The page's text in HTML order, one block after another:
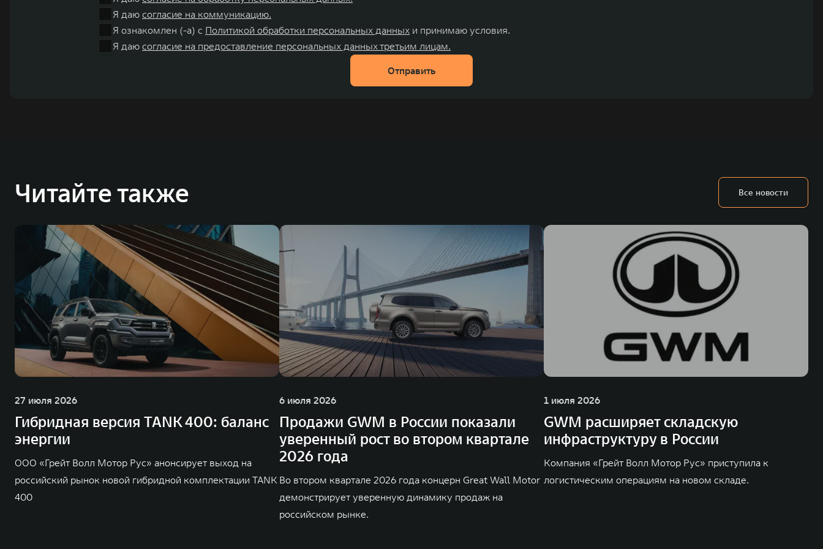
Я даю согласие на коммуникацию.
Я ознакомлен (-а) с Политикой обработки персональных данных и принимаю условия.
Я даю согласие на предоставление персональных данных третьим лицам.
Отправить
Читайте также Все новости
27 июля 2026
Гибридная версия TANK 400: баланс
энергии
ООО «Грейт Волл Мотор Рус» анонсирует выход на
российский рынок новой гибридной комплектации TANK
400
6 июля 2026
Продажи GWM в России показали
уверенный рост во втором квартале
2026 года
Во втором квартале 2026 года концерн Great Wall Motor
демонстрирует уверенную динамику продаж на
российском рынке.
1 июля 2026
GWM расширяет складскую
инфраструктуру в России
Компания «Грейт Волл Мотор Рус» приступила к
логистическим операциям на новом складе.